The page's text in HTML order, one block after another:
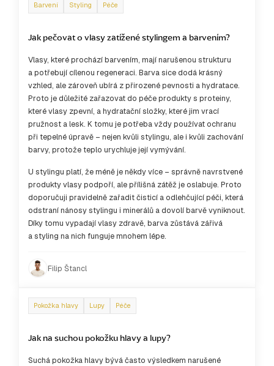
Barvení Styling Péče
Jak pečovat o vlasy zatížené stylingem a barvením?
Vlasy, které prochází barvením, mají narušenou strukturu
a potřebují cílenou regeneraci. Barva sice dodá krásný
vzhled, ale zároveň ubírá z přirozené pevnosti a hydratace.
Proto je důležité zařazovat do péče produkty s proteiny,
které vlasy zpevní, a hydratační složky, které jim vrací
pružnost a lesk. K tomu je potřeba vždy používat ochranu
při tepelné úpravě – nejen kvůli stylingu, ale i kvůli zachování
barvy, protože teplo urychluje její vymývání.
U stylingu platí, že méně je někdy více – správně navrstvené
produkty vlasy podpoří, ale přílišná zátěž je oslabuje. Proto
doporučuji pravidelně zařadit čisticí a odlehčující péči, která
odstraní nánosy stylingu i minerálů a dovolí barvě vyniknout.
Díky tomu vypadají vlasy zdravě, barva zůstává zářivá
a styling na nich funguje mnohem lépe.
Filip Štancl
Pokožka hlavy Lupy Péče
Jak na suchou pokožku hlavy a lupy?
Suchá pokožka hlavy bývá často výsledkem narušené